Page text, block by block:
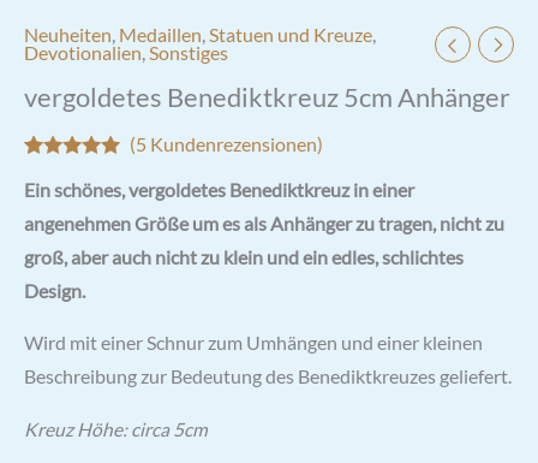
Neuheiten, Medaillen,Statuen und Kreuze,
Devotionalien,Sonstiges
vergoldetes Benediktkreuz 5cm Anhänger
mit 4.80von
basierend
Kundenbewertungen
(5Kundenrezensionen)
Ein schönes, vergoldetes Benediktkreuz in einer
angenehmen Größe um es als Anhänger zu tragen, nicht zu
groß, aber auch nicht zu klein und ein edles, schlichtes
Design.
Wird mit einer Schnur zum Umhängen und einer kleinen
Beschreibung zur Bedeutung des Benediktkreuzes geliefert.
Kreuz Höhe: circa 5cm